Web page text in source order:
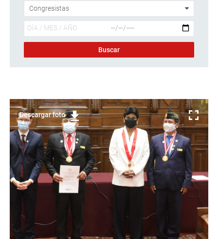
Descargar foto